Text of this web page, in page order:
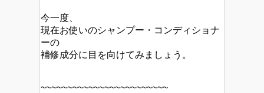
今一度、
現在お使いのシャンプー・コンディショナ
ーの
補修成分に目を向けてみましょう。
~~~~~~~~~~~~~~~~~~~~~~~~